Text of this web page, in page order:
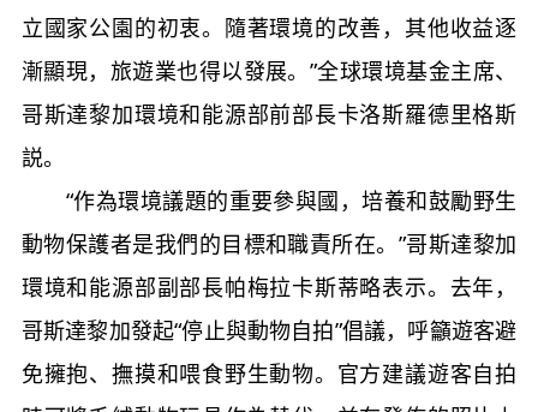
立國家公園的初衷。隨著環境的改善，其他收益逐
漸顯現，旅遊業也得以發展。”全球環境基金主席、
哥斯達黎加環境和能源部前部長卡洛斯羅德里格斯
説。
“作為環境議題的重要參與國，培養和鼓勵野生
動物保護者是我們的目標和職責所在。”哥斯達黎加
環境和能源部副部長帕梅拉卡斯蒂略表示。去年，
哥斯達黎加發起“停止與動物自拍”倡議，呼籲遊客避
免擁抱、撫摸和喂食野生動物。官方建議遊客自拍